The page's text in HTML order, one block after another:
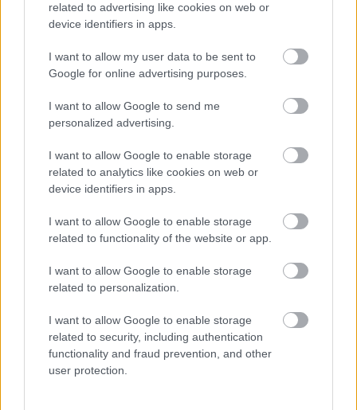
related to advertising like cookies on web or
device identifiers in apps.
I want to allow my user data to be sent to
Google for online advertising purposes.
I want to allow Google to send me
personalized advertising.
I want to allow Google to enable storage
related to analytics like cookies on web or
device identifiers in apps.
I want to allow Google to enable storage
related to functionality of the website or app.
I want to allow Google to enable storage
related to personalization.
I want to allow Google to enable storage
related to security, including authentication
functionality and fraud prevention, and other
user protection.
SMASH by Meló-Diák: Homok, zene és a nyár legjobb
hangulata – Jön a második forduló! (X)
Július végén folytatódik a balatoni strandröplabda-
sorozat.
Platformok: Nintendo Switch 2
Tales of ARISE - Beyond the
Dawn Edition
Egy kiváló szerepjáték vállalható átirata, ami
lehetővé teszi a handheld élményt. A Tales játékok
pedig mindig mókásabbak, ha a kezeink között
pörgethetjük őket.